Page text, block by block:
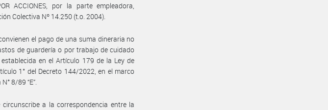
ACCIONES, por la parte empleadora,
Colectiva Nº 14.250 (t.o. 2004).
el pago de una suma dineraria no
de guardería o por trabajo de cuidado
en el Artículo 179 de la Ley de
1° del Decreto 144/2022, en el marco
8/89 “E”.
a la correspondencia entre la